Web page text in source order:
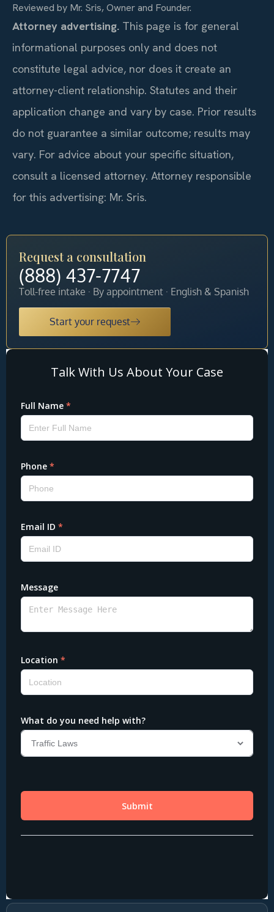
Reviewed by Mr. Sris, Owner and Founder.
Attorney advertising. This page is for general
informational purposes only and does not
constitute legal advice, nor does it create an
attorney-client relationship. Statutes and their
application change and vary by case. Prior results
do not guarantee a similar outcome; results may
vary. For advice about your specific situation,
consult a licensed attorney. Attorney responsible
for this advertising: Mr. Sris.
Request a consultation
(888) 437-7747
Toll-free intake · By appointment · English & Spanish
Start your request